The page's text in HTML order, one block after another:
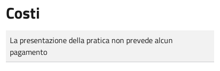
Costi
Tipo di pagamento
Importo
La presentazione della pratica non prevede alcun
pagamento